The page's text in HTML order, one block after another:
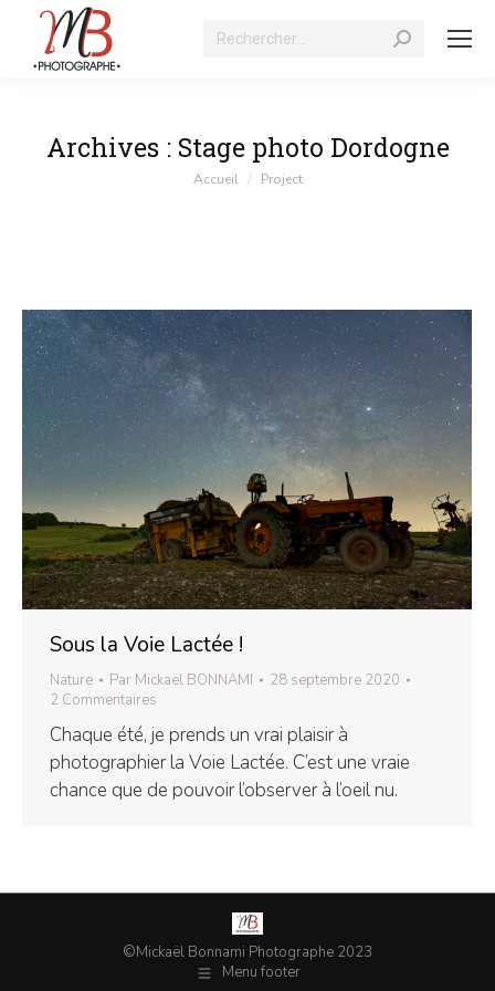
Recherche
Archives : Stage photo Dordogne
Vous êtes ici :
Accueil Project
Sous la Voie Lactée !
Nature Par Mickaël BONNAMI
28 septembre 2020
2 Commentaires
Chaque été, je prends un vrai plaisir à
photographier la Voie Lactée. C’est une vraie
chance que de pouvoir l’observer à l’oeil nu.
©Mickaël Bonnami Photographe 2023
Menu footer